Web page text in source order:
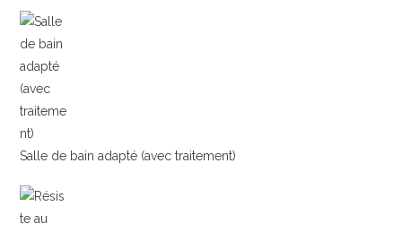
Salle de bain adapté (avec traitement)